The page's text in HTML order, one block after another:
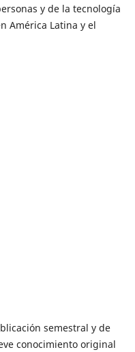
y de la tecnología
América Latina y el
semestral y de
conocimiento original